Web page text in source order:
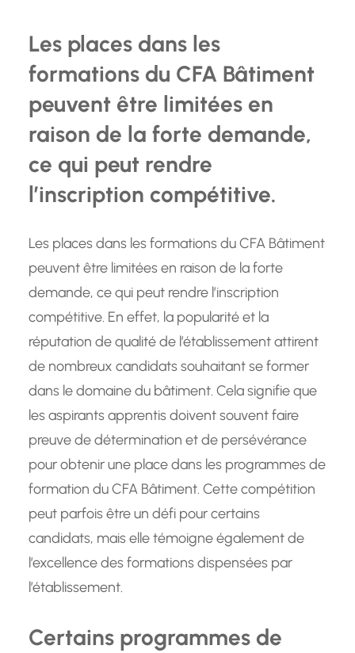
Les places dans les
formations du CFA Bâtiment
peuvent être limitées en
raison de la forte demande,
ce qui peut rendre
l’inscription compétitive.
Les places dans les formations du CFA Bâtiment
peuvent être limitées en raison de la forte
demande, ce qui peut rendre l’inscription
compétitive. En effet, la popularité et la
réputation de qualité de l’établissement attirent
de nombreux candidats souhaitant se former
dans le domaine du bâtiment. Cela signifie que
les aspirants apprentis doivent souvent faire
preuve de détermination et de persévérance
pour obtenir une place dans les programmes de
formation du CFA Bâtiment. Cette compétition
peut parfois être un défi pour certains
candidats, mais elle témoigne également de
l’excellence des formations dispensées par
l’établissement.
Certains programmes de